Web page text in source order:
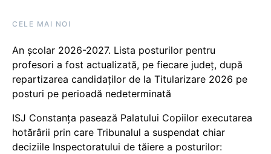
CELE MAI NOI
An școlar 2026-2027. Lista posturilor pentru
profesori a fost actualizată, pe fiecare județ, după
repartizarea candidaților de la Titularizare 2026 pe
posturi pe perioadă nedeterminată
ISJ Constanța pasează Palatului Copiilor executarea
hotărârii prin care Tribunalul a suspendat chiar
deciziile Inspectoratului de tăiere a posturilor: